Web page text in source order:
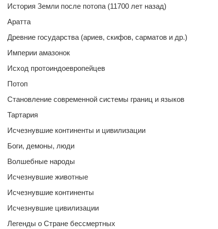
История Земли после потопа (11700 лет назад)
Аратта
Древние государства (ариев, скифов, сарматов и др.)
Империи амазонок
Исход протоиндоевропейцев
Потоп
Становление современной системы границ и языков
Тартария
Исчезнувшие континенты и цивилизации
Боги, демоны, люди
Волшебные народы
Исчезнувшие животные
Исчезнувшие континенты
Исчезнувшие цивилизации
Легенды о Стране бессмертных